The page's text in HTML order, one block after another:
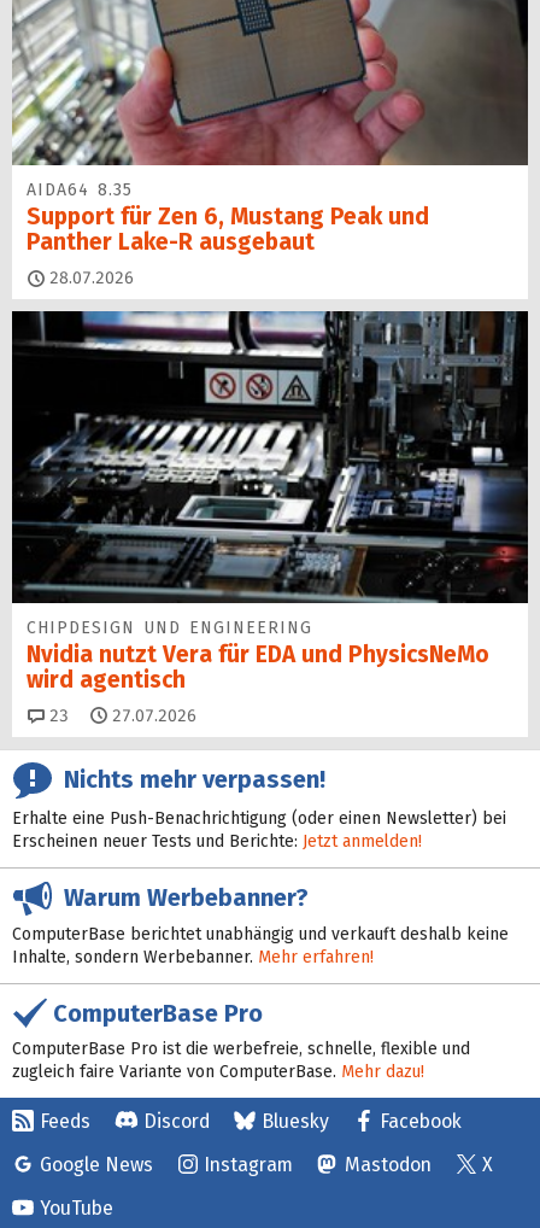
AIDA64 8.35
Support für Zen 6, Mustang Peak und
Panther Lake-R ausgebaut
28.07.2026
CHIPDESIGN UND ENGINEERING
Nvidia nutzt Vera für EDA und PhysicsNeMo
wird agentisch
23 Kommentare
27.07.2026
Nichts mehr verpassen!
Erhalte eine Push-Benachrichtigung (oder einen Newsletter) bei
Erscheinen neuer Tests und Berichte: Jetzt anmelden!
Warum Werbebanner?
ComputerBase berichtet unabhängig und verkauft deshalb keine
Inhalte, sondern Werbebanner. Mehr erfahren!
ComputerBase Pro
ComputerBase Pro ist die werbefreie, schnelle, flexible und
zugleich faire Variante von ComputerBase. Mehr dazu!
Feeds Discord Bluesky
Facebook
Google News
Instagram Mastodon
X
YouTube